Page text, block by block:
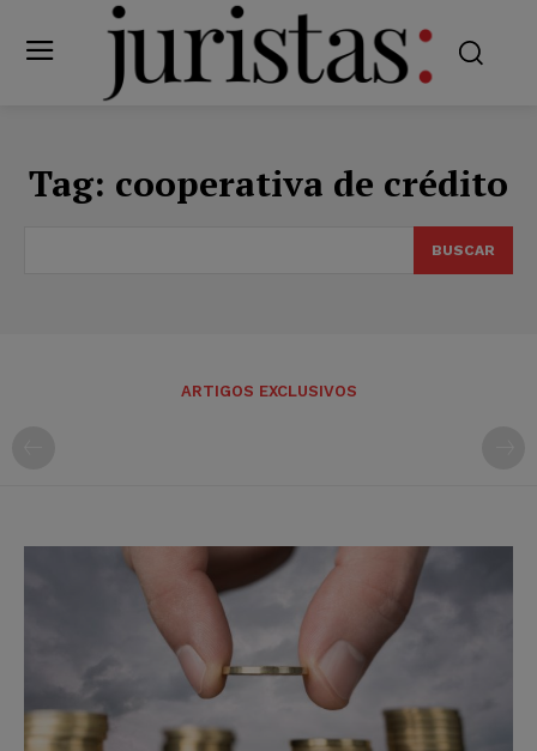
Tag: cooperativa de crédito
BUSCAR
ARTIGOS EXCLUSIVOS